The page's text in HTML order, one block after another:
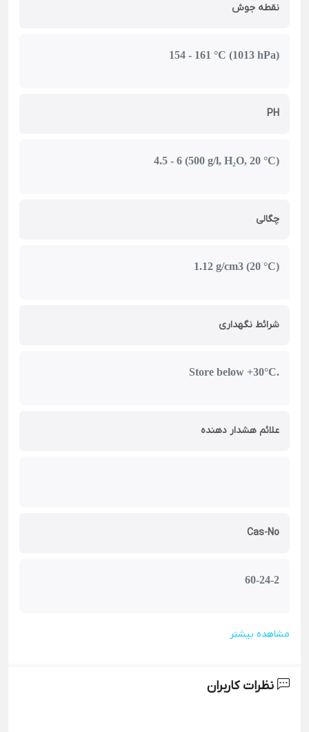
نقطه جوش
154 - 161 °C (1013 hPa)
PH
4.5 - 6 (500 g/l, H₂O, 20 °C)
چگالی
1.12 g/cm3 (20 °C)
شرائط نگهداری
Store below +30°C.
علائم هشدار دهنده
Cas-No
60-24-2
مشاهده بیشتر
نظرات کاربران